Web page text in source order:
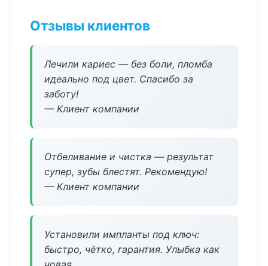
Отзывы клиентов
Лечили кариес — без боли, пломба
идеально под цвет. Спасибо за
заботу!
— Клиент компании
Отбеливание и чистка — результат
супер, зубы блестят. Рекомендую!
— Клиент компании
Установили импланты под ключ:
быстро, чётко, гарантия. Улыбка как